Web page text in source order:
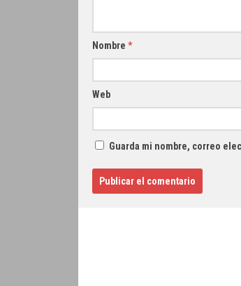
Nombre *
Web
Guarda mi nombre, correo